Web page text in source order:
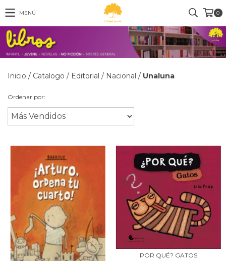
MENÚ 0
Inicio / Catalogo / Editorial / Nacional / Unaluna
Ordenar por:
POR QUÉ? GATOS